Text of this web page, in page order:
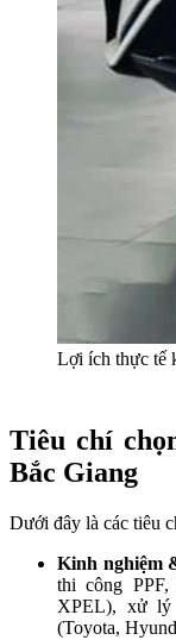
Lợi ích thực tế
Tiêu chí
Bắc Giang
Dưới đây là các tiêu
Kinh nghiệm
thi công
XPEL), xử lý
(Toyota,